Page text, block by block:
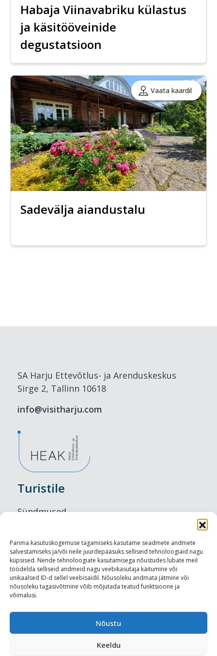
Parima kasutuskogemuse tagamiseks kasutame seadmete andmete
salvestamiseks ja/või neile juurdepääsuks selliseid tehnoloogiaid nagu
küpsised. Nende tehnoloogiate kasutamisega nõustudes lubate meil
töödelda selliseid andmeid nagu veebikasutaja käitumine või
unikaalsed ID-d sellel veebisaidil. Nõusoleku andmata jätmine või
nõusoleku tagasivõtmine võib mõjutada teatud funktsioone ja
võimalusi.
Nõustu
Keeldu
Habaja Viinavabriku külastus
ja käsitööveinide
degustatsioon
Vaata kaardil
Sadevälja aiandustalu
SA Harju Ettevõtlus- ja Arenduskeskus
Sirge 2, Tallinn 10618
info@visitharju.com
Turistile
Sündmused
Maitseelamused
Vaatamisväärsused
Visit Tallinn
Turismiprofessionaalile
Harju-, Rapla- ja Läänemaa DMO